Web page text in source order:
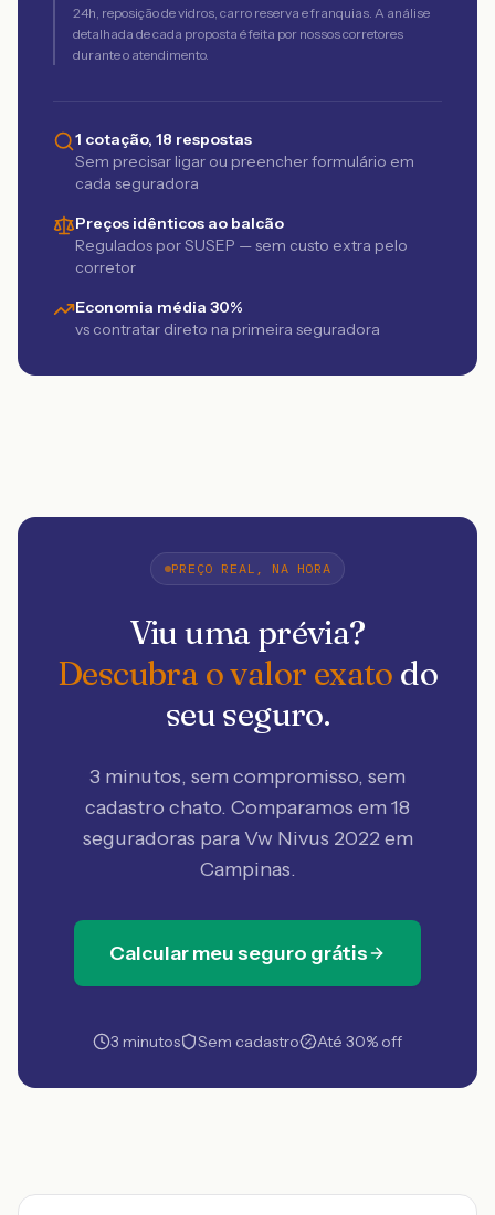
24h, reposição de vidros, carro reserva e franquias. A análise
detalhada de cada proposta é feita por nossos corretores
durante o atendimento.
1 cotação, 18 respostas
Sem precisar ligar ou preencher formulário em
cada seguradora
Preços idênticos ao balcão
Regulados por SUSEP — sem custo extra pelo
corretor
Economia média 30%
vs contratar direto na primeira seguradora
PREÇO REAL, NA HORA
Viu uma prévia?
Descubra o valor exato do
seu seguro.
3 minutos, sem compromisso, sem
cadastro chato. Comparamos em 18
seguradoras para Vw Nivus 2022 em
Campinas.
Calcular meu seguro grátis
3 minutos Sem cadastro Até 30% off